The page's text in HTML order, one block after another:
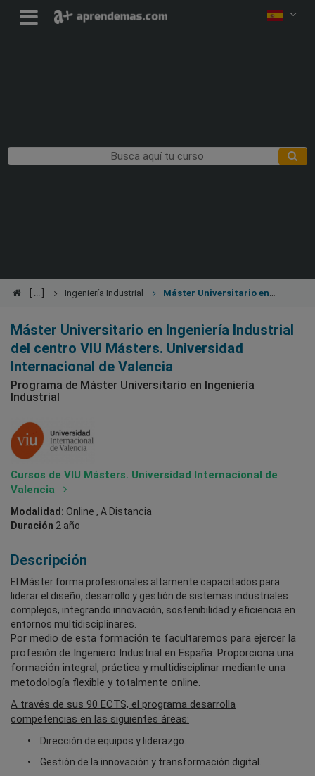
Ingeniería Industrial
Máster Universitario en Ingeniería Industrial
del centro VIU Másters. Universidad
Internacional de Valencia
Programa de Máster Universitario en Ingeniería
Industrial
Cursos de VIU Másters. Universidad Internacional de
Valencia
Modalidad: Online , A Distancia
Duración 2 año
Descripción
El Máster forma profesionales altamente capacitados para
liderar el diseño, desarrollo y gestión de sistemas industriales
complejos, integrando innovación, sostenibilidad y eficiencia en
entornos multidisciplinares.
Por medio de esta formación te facultaremos para ejercer la
profesión de Ingeniero Industrial en España. Proporciona una
formación integral, práctica y multidisciplinar mediante una
metodología flexible y totalmente online.
A través de sus 90 ECTS, el programa desarrolla
competencias en las siguientes áreas:
Dirección de equipos y liderazgo.
Gestión de la innovación y transformación digital.